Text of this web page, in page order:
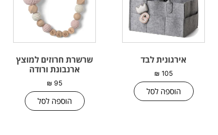
אירגונית לבד
₪ 105
הוספה לסל
שרשרת חרוזים למוצץ
ארנבונת ורודה
₪ 95
הוספה לסל